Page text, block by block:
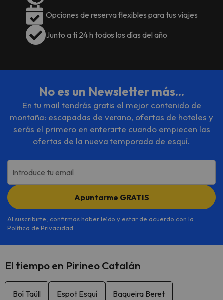
Opciones de reserva flexibles para tus viajes
Junto a ti 24 h todos los días del año
No es un Newsletter más...
En tu mail tendrás gratis el mejor contenido de
montaña: escapadas de verano, ofertas de hoteles y
serás el primero en enterarte cuando empiecen las
ofertas de la nueva temporada de esquí.
Introduce tu email
Apuntarme GRATIS
Al suscribirte, confirmas haber leído y estar de acuerdo con la
Política de Privacidad
El tiempo en Pirineo Catalán
Boí Taüll Espot Esquí Baqueira Beret